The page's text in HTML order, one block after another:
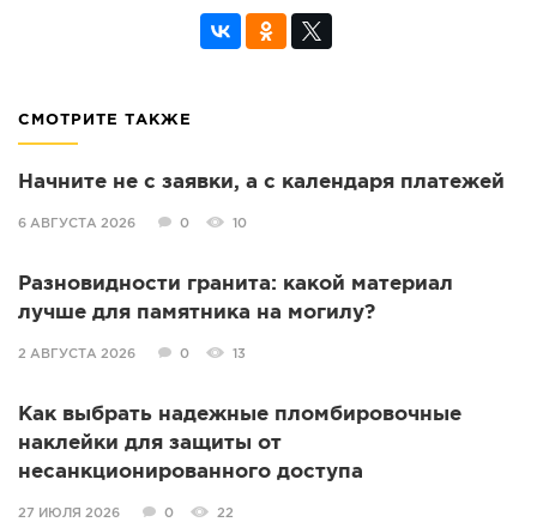
СМОТРИТЕ ТАКЖЕ
Начните не с заявки, а с календаря платежей
6 АВГУСТА 2026 0 10
Разновидности гранита: какой материал
лучше для памятника на могилу?
2 АВГУСТА 2026 0 13
Как выбрать надежные пломбировочные
наклейки для защиты от
несанкционированного доступа
27 ИЮЛЯ 2026 0 22